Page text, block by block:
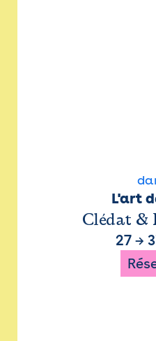
L'art
Clédat &
27 →